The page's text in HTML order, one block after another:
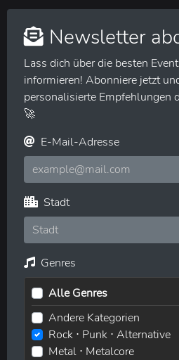
Newsletter
Lass dich über die besten
informieren! Abonniere jetzt
personalisierte Empfehlungen
🚀
E-Mail-Adresse
Stadt
Genres
Alle Genres
Andere Kategorien
Rock ⋅ Punk ⋅ Alternative
Metal ⋅ Metalcore